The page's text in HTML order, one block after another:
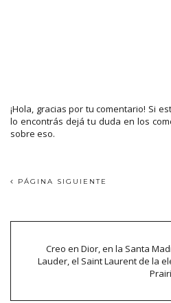
¡Hola, gracias por tu comentario! Si
lo encontrás dejá tu duda en los
sobre eso.
PÁGINA SIGUIENTE
Creo en Dior, en la Santa
Lauder, el Saint Laurent de la